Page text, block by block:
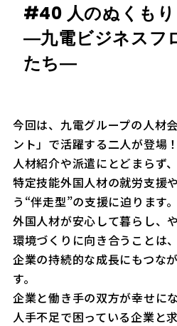
#40 人のぬくも
―九電ビジネスフ
たち―
今回は、九電グループの人材
ント」で活躍する二人が登場！
人材紹介や派遣にとどまらず、
特定技能外国人材の就労支援
う“伴走型”の支援に迫ります。
外国人材が安心して暮らし、
環境づくりに向き合うことは、
企業の持続的な成長にもつな
す。
企業と働き手の双方が幸せに
人手不足で困っている企業と